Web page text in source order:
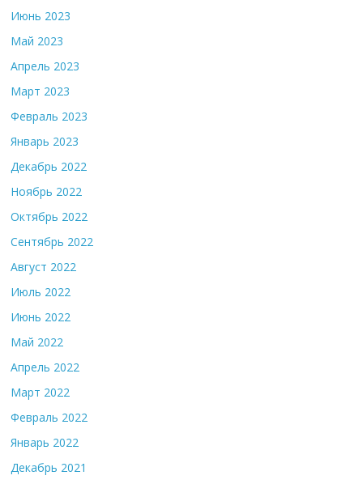
Июнь 2023
Май 2023
Апрель 2023
Март 2023
Февраль 2023
Январь 2023
Декабрь 2022
Ноябрь 2022
Октябрь 2022
Сентябрь 2022
Август 2022
Июль 2022
Июнь 2022
Май 2022
Апрель 2022
Март 2022
Февраль 2022
Январь 2022
Декабрь 2021